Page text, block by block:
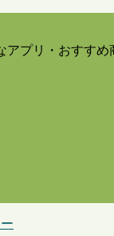
アプリ・おすすめ